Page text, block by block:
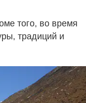
того, во время
традиций и